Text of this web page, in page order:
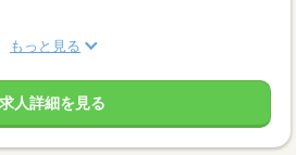
もっと見る
求人詳細を見る